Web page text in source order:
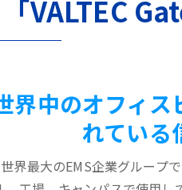
VALTEC
界中のオフィス
れている
世界最大のEMS企業グループ